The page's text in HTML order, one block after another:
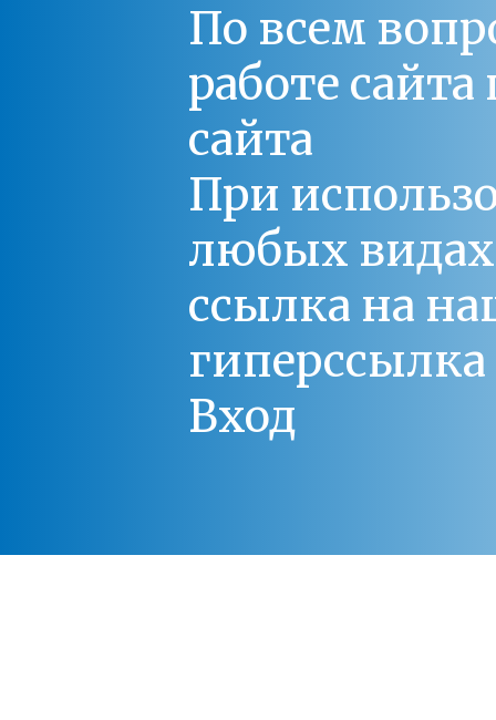
По всем
работе
сайта
При
любых
ссылка на
Вход